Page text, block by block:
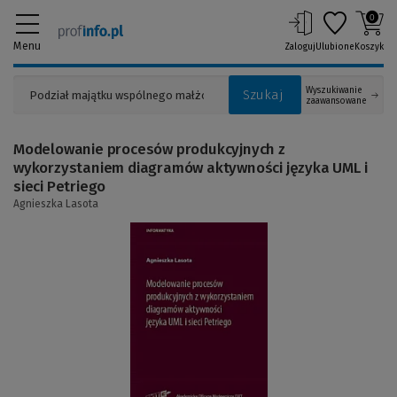
Menu
Szukaj
Wyszukiwanie
zaawansowane
ZalogujUlubione
0
Koszyk
Modelowanie procesów produkcyjnych z
wykorzystaniem diagramów aktywności języka UML i
sieci Petriego
Agnieszka Lasota